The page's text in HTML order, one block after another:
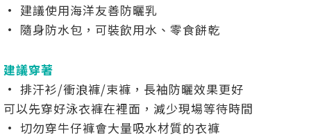
• 建議使用海洋友善防曬乳
• 隨身防水包，可裝飲用水、零食餅乾
建議穿著
• 排汗衫/衝浪褲/束褲，長袖防曬效果更好
可以先穿好泳衣褲在裡面，減少現場等待時間
• 切勿穿牛仔褲會大量吸水材質的衣褲